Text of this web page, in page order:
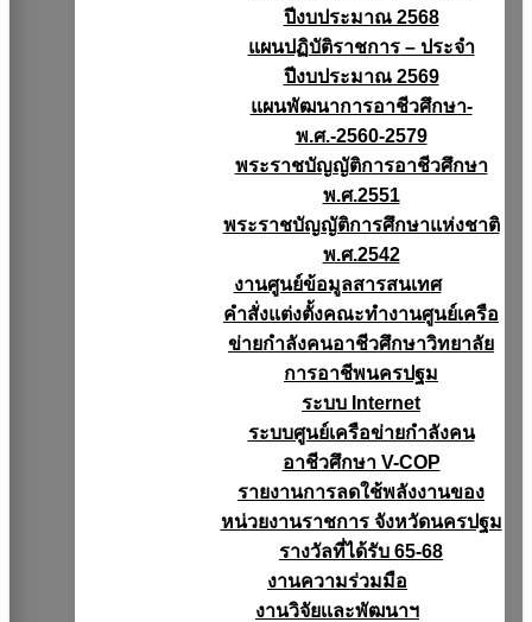
ปีงบประมาณ 2568
แผนปฏิบัติราชการ – ประจำ
ปีงบประมาณ 2569
แผนพัฒนาการอาชีวศึกษา-
พ.ศ.-2560-2579
พระราชบัญญัติการอาชีวศึกษา
พ.ศ.2551
พระราชบัญญัติการศึกษาแห่งชาติ
พ.ศ.2542
งานศูนย์ข้อมูลสารสนเทศ
คำสั่งแต่งตั้งคณะทำงานศูนย์เครือ
ข่ายกำลังคนอาชีวศึกษาวิทยาลัย
การอาชีพนครปฐม
ระบบ Internet
ระบบศูนย์เครือข่ายกำลังคน
อาชีวศึกษา V-COP
รายงานการลดใช้พลังงานของ
หน่วยงานราชการ จังหวัดนครปฐม
รางวัลที่ได้รับ 65-68
งานความร่วมมือ
งานวิจัยเเละพัฒนาฯ